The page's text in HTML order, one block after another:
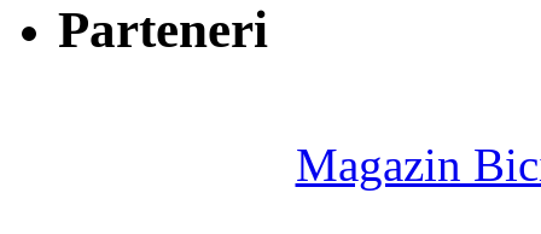
Parteneri
Magazin